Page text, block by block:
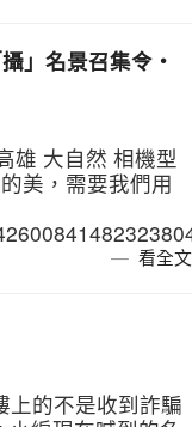
」名景召集令‧
雄 大自然 相機型
美，需要我們用
看全文
上的不是收到詐騙